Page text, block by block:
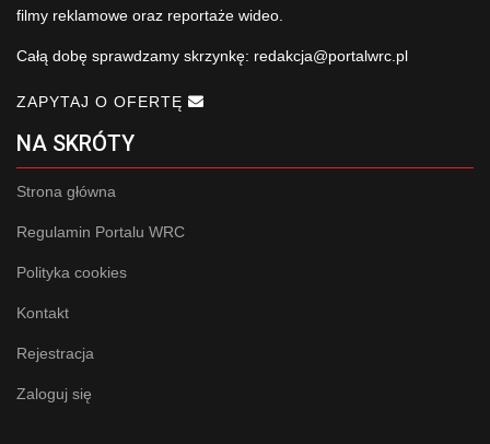
filmy reklamowe oraz reportaże wideo.
Całą dobę sprawdzamy skrzynkę: redakcja@portalwrc.pl
ZAPYTAJ O OFERTĘ
NA SKRÓTY
Strona główna
Regulamin Portalu WRC
Polityka cookies
Kontakt
Rejestracja
Zaloguj się